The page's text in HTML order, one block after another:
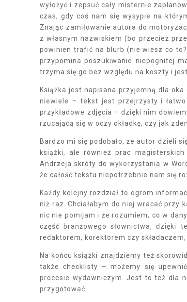
wyłożyć i zepsuć cały misternie
czas, gdy coś nam się wysypie na
Znając zamiłowanie autora do
z własnym nazwiskiem (bo przecież
powinien trafić na blurb (nie wiesz co
przypomina poszukiwanie niepognitej
trzyma się go bez względu na koszty i
Książka jest napisana przyjemną dla
niewiele – tekst jest przejrzysty i
przykładowe zdjęcia – dzięki nim
rzucającą się w oczy okładkę, czy jak
Bardzo mi się podobało, że autor dzieli
książki, ale również prac
Andrzeja skróty do wykorzystania w
że całość tekstu niepotrzebnie nam się
Każdy kolejny rozdział to ogrom
niż raz. Chciałabym do niej wracać przy
nic nie pomijam i że rozumiem, co w
część branżowego słownictwa, dzięki
redaktorem, korektorem czy
Na końcu książki znajdziemy też
także checklisty – możemy się
procesie wydawniczym. Jest to też dla
przygotować.